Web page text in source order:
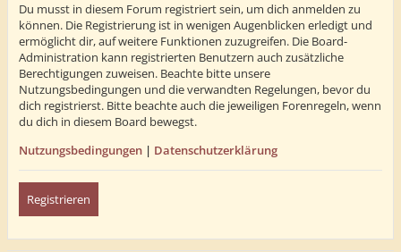
Du musst in diesem Forum registriert sein, um dich anmelden zu
können. Die Registrierung ist in wenigen Augenblicken erledigt und
ermöglicht dir, auf weitere Funktionen zuzugreifen. Die Board-
Administration kann registrierten Benutzern auch zusätzliche
Berechtigungen zuweisen. Beachte bitte unsere
Nutzungsbedingungen und die verwandten Regelungen, bevor du
dich registrierst. Bitte beachte auch die jeweiligen Forenregeln, wenn
du dich in diesem Board bewegst.
Nutzungsbedingungen | Datenschutzerklärung
Registrieren